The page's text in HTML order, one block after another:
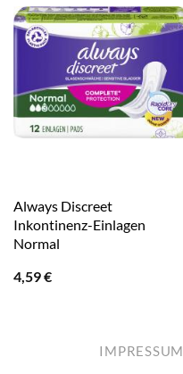
Always Discreet
Inkontinenz-Einlagen
Normal
4,59€
IMPRESSUM